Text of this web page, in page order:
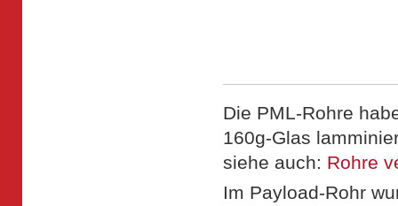
Die PML-Rohre
160g-Glas
siehe auch: Rohre
Im Payload-Rohr